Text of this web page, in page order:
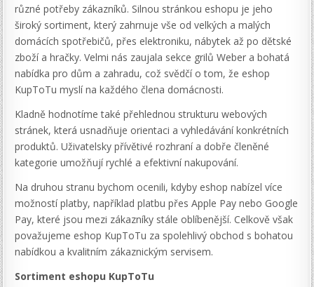
různé potřeby zákazníků. Silnou stránkou eshopu je jeho
široký sortiment, který zahrnuje vše od velkých a malých
domácích spotřebičů, přes elektroniku, nábytek až po dětské
zboží a hračky. Velmi nás zaujala sekce grilů Weber a bohatá
nabídka pro dům a zahradu, což svědčí o tom, že eshop
KupToTu myslí na každého člena domácnosti.
Kladně hodnotíme také přehlednou strukturu webových
stránek, která usnadňuje orientaci a vyhledávání konkrétních
produktů. Uživatelsky přívětivé rozhraní a dobře členěné
kategorie umožňují rychlé a efektivní nakupování.
Na druhou stranu bychom ocenili, kdyby eshop nabízel více
možností platby, například platbu přes Apple Pay nebo Google
Pay, které jsou mezi zákazníky stále oblíbenější. Celkově však
považujeme eshop KupToTu za spolehlivý obchod s bohatou
nabídkou a kvalitním zákaznickým servisem.
Sortiment eshopu KupToTu